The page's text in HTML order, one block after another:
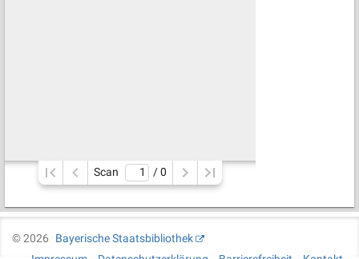
Scan / 0
©2026
Bayerische Staatsbibliothek